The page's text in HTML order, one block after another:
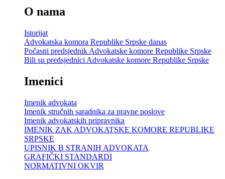
O nama
Istorijat
Advokatska komora Republike Srpske danas
Počasni predsjednik Advokatske komore Republike Srpske
Bili su predsjednici Advokatske komore Republike Srpske
Imenici
Imenik advokata
Imenik stručnih saradnika za pravne poslove
Imenik advokatskih pripravnika
IMENIK ZAK ADVOKATSKE KOMORE REPUBLIKE
SRPSKE
UPISNIK B STRANIH ADVOKATA
GRAFIČKI STANDARDI
NORMATIVNI OKVIR